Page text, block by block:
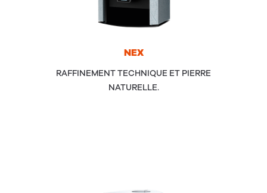
NEX
RAFFINEMENT TECHNIQUE ET PIERRE
NATURELLE.